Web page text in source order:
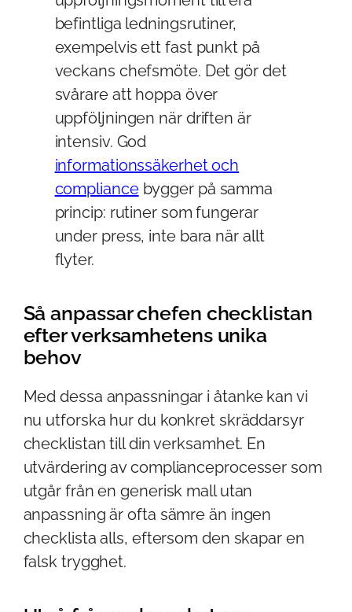
befintliga ledningsrutiner,
exempelvis ett fast punkt på
veckans chefsmöte. Det gör det
svårare att hoppa över
uppföljningen när driften är
intensiv. God
informationssäkerhet och
compliancebygger på samma
princip: rutiner som fungerar
under press, inte bara när allt
flyter.
Så anpassar chefen checklistan
efter verksamhetens unika
behov
Med dessa anpassningar i åtanke kan vi
nu utforska hur du konkret skräddarsyr
checklistan till din verksamhet. En
utvärdering av complianceprocesser som
utgår från en generisk mall utan
anpassning är ofta sämre än ingen
checklista alls, eftersom den skapar en
falsk trygghet.